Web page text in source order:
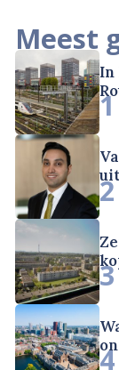
Meest
In
1
2
3
4